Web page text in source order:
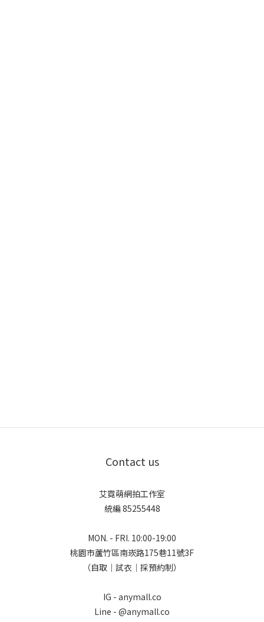
Contact us
艾霓萌網拍工作室
統編 85255448
MON. - FRI. 10:00-19:00
桃園市蘆竹區南崁路175巷11號3F
（自取｜試衣｜採預約制）
IG - anymall.co
Line - @anymall.co